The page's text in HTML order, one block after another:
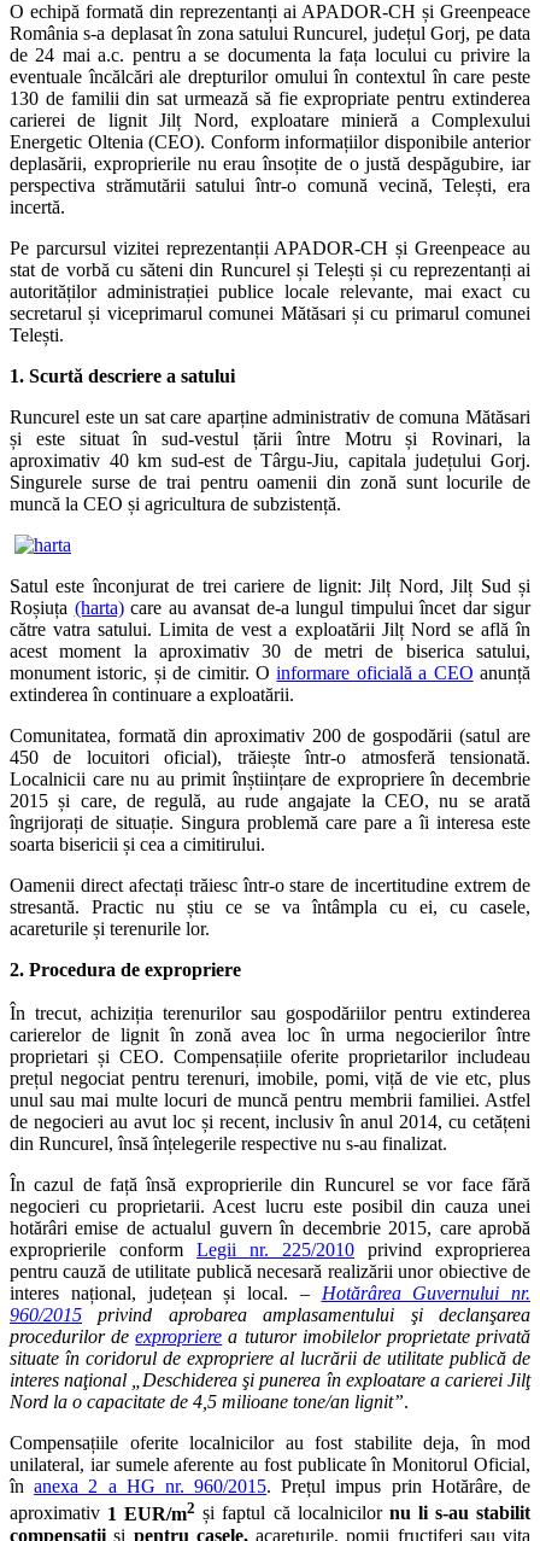
O echipă formată din reprezentanți ai APADOR-CH și Greenpeace
România s-a deplasat în zona satului Runcurel, județul Gorj, pe data
de 24 mai a.c. pentru a se documenta la fața locului cu privire la
eventuale încălcări ale drepturilor omului în contextul în care peste
130 de familii din sat urmează să fie expropriate pentru extinderea
carierei de lignit Jilț Nord, exploatare minieră a Complexului
Energetic Oltenia (CEO). Conform informațiilor disponibile anterior
deplasării, exproprierile nu erau însoțite de o justă despăgubire, iar
perspectiva strămutării satului într-o comună vecină, Telești, era
incertă.
Pe parcursul vizitei reprezentanții APADOR-CH și Greenpeace au
stat de vorbă cu săteni din Runcurel și Telești și cu reprezentanți ai
autorităților administrației publice locale relevante, mai exact cu
secretarul și viceprimarul comunei Mătăsari și cu primarul comunei
Telești.
1. Scurtă descriere a satului
Runcurel este un sat care aparține administrativ de comuna Mătăsari
și este situat în sud-vestul țării între Motru și Rovinari, la
aproximativ 40 km sud-est de Târgu-Jiu, capitala județului Gorj.
Singurele surse de trai pentru oamenii din zonă sunt locurile de
muncă la CEO și agricultura de subzistență.
Satul este înconjurat de trei cariere de lignit: Jilț Nord, Jilț Sud și
Roșiuța (harta)care au avansat de-a lungul timpului încet dar sigur
către vatra satului. Limita de vest a exploatării Jilț Nord se află în
acest moment la aproximativ 30 de metri de biserica satului,
monument istoric, și de cimitir. Oinformare oficială a CEO anunță
extinderea în continuare a exploatării.
Comunitatea, formată din aproximativ 200 de gospodării (satul are
450 de locuitori oficial), trăiește într-o atmosferă tensionată.
Localnicii care nu au primit înștiințare de expropriere în decembrie
2015 și care, de regulă, au rude angajate la CEO, nu se arată
îngrijorați de situație. Singura problemă care pare a îi interesa este
soarta bisericii și cea a cimitirului.
Oamenii direct afectați trăiesc într-o stare de incertitudine extrem de
stresantă. Practic nu știu ce se va întâmpla cu ei, cu casele,
acareturile și terenurile lor.
2. Procedura de expropriere
În trecut, achiziția terenurilor sau gospodăriilor pentru extinderea
carierelor de lignit în zonă avea loc în urma negocierilor între
proprietari și CEO. Compensațiile oferite proprietarilor includeau
prețul negociat pentru terenuri, imobile, pomi, viță de vie etc, plus
unul sau mai multe locuri de muncă pentru membrii familiei. Astfel
de negocieri au avut loc și recent, inclusiv în anul 2014, cu cetățeni
din Runcurel, însă înțelegerile respective nu s-au finalizat.
În cazul de față însă exproprierile din Runcurel se vor face fără
negocieri cu proprietarii. Acest lucru este posibil din cauza unei
hotărâri emise de actualul guvern în decembrie 2015, care aprobă
exproprierile conform Legii nr. 225/2010 privind exproprierea
pentru cauză de utilitate publică necesară realizării unor obiective de
interes național, județean și local. – Hotărârea Guvernului nr.
960/2015 privind aprobarea amplasamentului şi declanşarea
procedurilor deexpropriere a tuturor imobilelor proprietate privată
situate în coridorul de expropriere al lucrării de utilitate publică de
interes naţional „Deschiderea şi punerea în exploatare a carierei Jilţ
Nord la o capacitate de 4,5 milioane tone/an lignit”.
Compensațiile oferite localnicilor au fost stabilite deja, în mod
unilateral, iar sumele aferente au fost publicate în Monitorul Oficial,
înanexa 2 a HG nr. 960/2015. Prețul impus prin Hotărâre, de
aproximativ 1 EUR/m2 și faptul că localnicilor nu li s-au stabilit
compensațiiși pentru casele, acareturile, pomii fructiferi sau vița